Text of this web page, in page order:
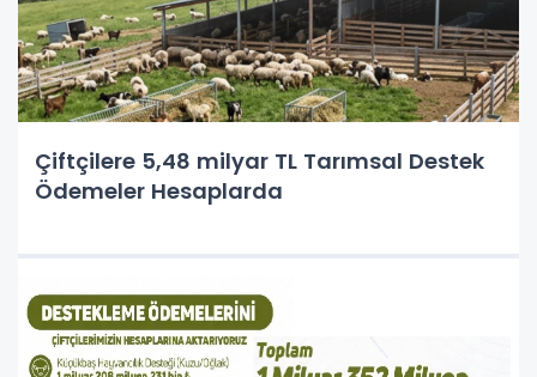
Çiftçilere 5,48 milyar TL Tarımsal Destek
Ödemeler Hesaplarda